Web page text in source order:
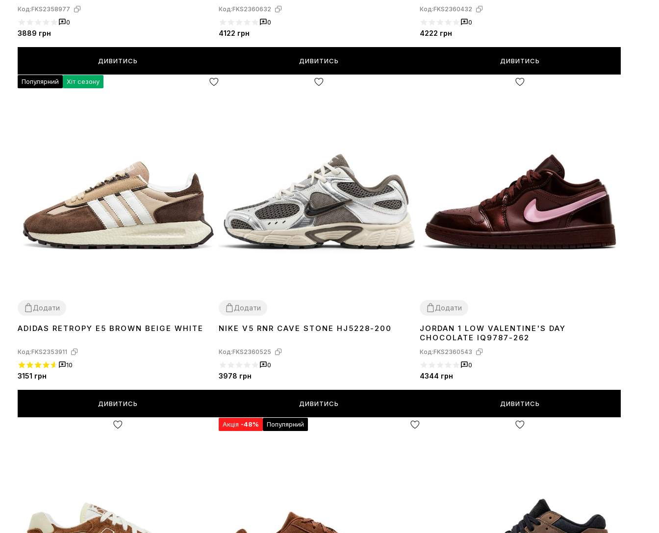
Код:FKS2358977
0
3889 грн
ДИВИТИСЬ
Код:FKS2360632
0
4122 грн
ДИВИТИСЬ
Код:FKS2360432
0
4222 грн
ДИВИТИСЬ
Популярний Хіт сезону
Додати
40 4142 4344 45
ADIDAS RETROPY E5 BROWN BEIGE WHITE
Код:FKS2353911
10
3151 грн
ДИВИТИСЬ
Додати
3637 38394041
NIKE V5 RNR CAVE STONE HJ5228-200
Код:FKS2360525
0
3978 грн
ДИВИТИСЬ
Додати
3738394041
JORDAN 1 LOW VALENTINE'S DAY
CHOCOLATE IQ9787-262
Код:FKS2360543
0
4344 грн
ДИВИТИСЬ
Акція -48% Популярний